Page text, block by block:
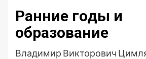
Ранние годы и
образование
Владимир Викторович